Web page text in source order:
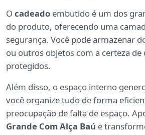
O cadeado embutido é um dos
do produto, oferecendo uma
segurança. Você pode armazenar
ou outros objetos com a certeza de
protegidos.
Além disso, o espaço interno
você organize tudo de forma
preocupação de falta de espaço.
Grande Com Alça Baú e